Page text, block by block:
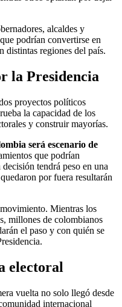
alcaldes y
podrían convertirse en
distintas regiones del país.
la Presidencia
proyectos políticos
la capacidad de los
y construir mayorías.
será escenario de
que podrían
tendrá peso en una
por fuera resultarán
Mientras los
millones de colombianos
el paso y con quién se
electoral
vuelta no solo llegó desde
internacional